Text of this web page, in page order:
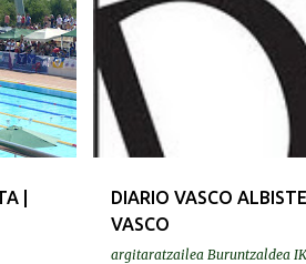
|
DIARIO VASCO
VASCO
argitaratzailea Buruntzaldea